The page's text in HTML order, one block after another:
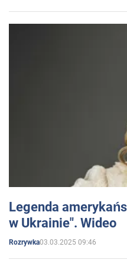
Legenda
w Ukrainie". Wideo
Rozrywka03.03.2025 09:46